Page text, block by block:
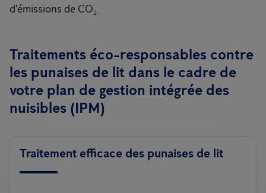
d'émissions de CO₂.
Traitements éco-responsables contre
les punaises de lit dans le cadre de
votre plan de gestion intégrée des
nuisibles (IPM)
Traitement efficace des punaises de lit